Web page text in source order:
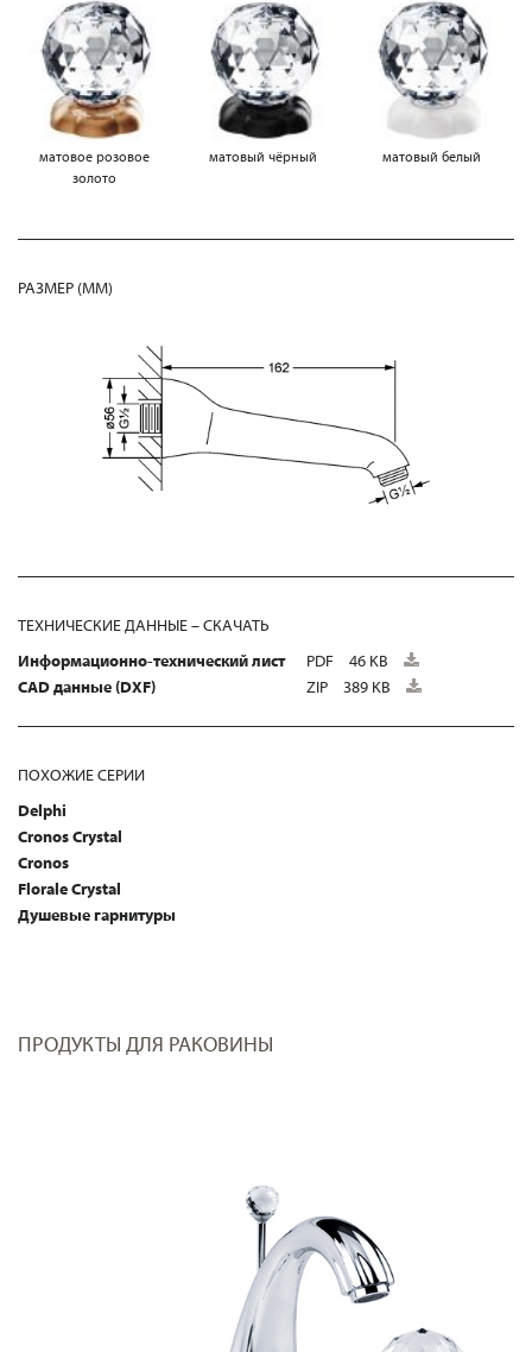
матовое розовое
золото
матовый чёрный матовый белый
РАЗМЕР (MM)
ТЕХНИЧЕСКИЕ ДАННЫЕ – СКАЧАТЬ
Информационно-технический лист
PDF
46 KB
CAD данные (DXF)
ZIP 389 KB
ПОХОЖИЕ СЕРИИ
Delphi
Cronos Crystal
Cronos
Florale Crystal
Душевые гарнитуры
ПРОДУКТЫ ДЛЯ РАКОВИНЫ